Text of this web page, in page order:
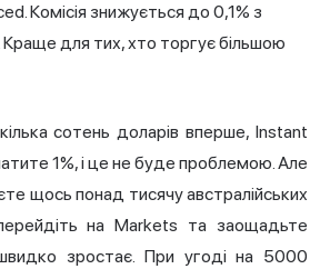
Комісія знижується до 0,1% з
Краще для тих, хто торгує більшою
сотень доларів вперше, Instant
1%, і це не буде проблемою. Але
щось понад тисячу австралійських
на Markets та заощадьте
швидко зростає. При угоді на 5000